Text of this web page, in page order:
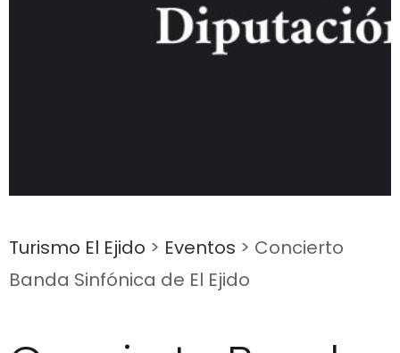
Turismo El Ejido > Eventos > Concierto
Banda Sinfónica de El Ejido